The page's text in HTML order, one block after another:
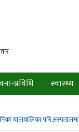
प्रविधि स्वास्थ्य
बालबालिका पनि अस्पतालमा